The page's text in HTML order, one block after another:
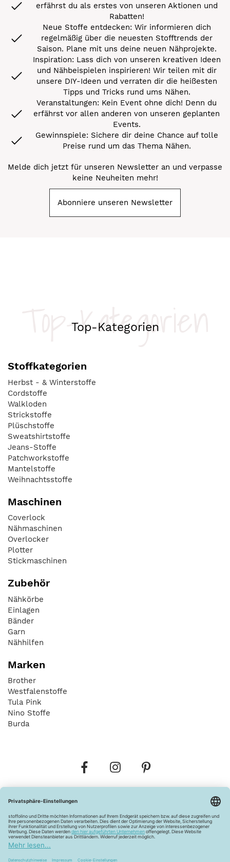
erfährst du als erstes von unseren Aktionen und
Rabatten!
Neue Stoffe entdecken: Wir informieren dich
regelmäßig über die neuesten Stofftrends der
Saison. Plane mit uns deine neuen Nähprojekte.
Inspiration: Lass dich von unseren kreativen Ideen
und Nähbeispielen inspirieren! Wir teilen mit dir
unsere DIY-Ideen und verraten dir die heißesten
Tipps und Tricks rund ums Nähen.
Veranstaltungen: Kein Event ohne dich! Denn du
erfährst vor allen anderen von unseren geplanten
Events.
Gewinnspiele: Sichere dir deine Chance auf tolle
Preise rund um das Thema Nähen.
Melde dich jetzt für unseren Newsletter an und verpasse
keine Neuheiten mehr!
Abonniere unseren Newsletter
Top-Kategorien
Top-Kategorien
Stoffkategorien
Herbst - & Winterstoffe
Cordstoffe
Walkloden
Strickstoffe
Plüschstoffe
Sweatshirtstoffe
Jeans-Stoffe
Patchworkstoffe
Mantelstoffe
Weihnachtsstoffe
Maschinen
Coverlock
Nähmaschinen
Overlocker
Plotter
Stickmaschinen
Zubehör
Nähkörbe
Einlagen
Bänder
Garn
Nähhilfen
Marken
Brother
Westfalenstoffe
Tula Pink
Nino Stoffe
Burda
Widerrufsbelehrung Vertrag widerrufen
Barrierefreiheitserklärung